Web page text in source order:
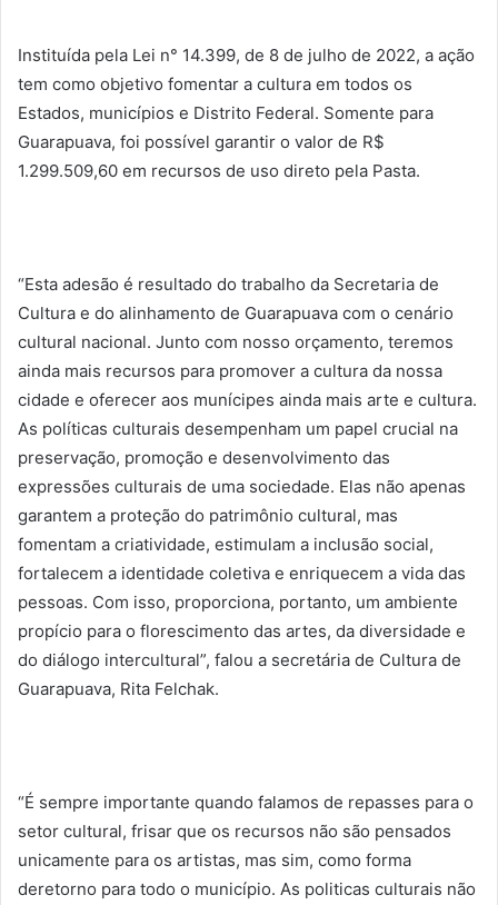
Instituída pela Lei n° 14.399, de 8 de julho de 2022, a ação
tem como objetivo fomentar a cultura em todos os
Estados, municípios e Distrito Federal. Somente para
Guarapuava, foi possível garantir o valor de R$
1.299.509,60 em recursos de uso direto pela Pasta.
“Esta adesão é resultado do trabalho da Secretaria de
Cultura e do alinhamento de Guarapuava com o cenário
cultural nacional. Junto com nosso orçamento, teremos
ainda mais recursos para promover a cultura da nossa
cidade e oferecer aos munícipes ainda mais arte e cultura.
As políticas culturais desempenham um papel crucial na
preservação, promoção e desenvolvimento das
expressões culturais de uma sociedade. Elas não apenas
garantem a proteção do patrimônio cultural, mas
fomentam a criatividade, estimulam a inclusão social,
fortalecem a identidade coletiva e enriquecem a vida das
pessoas. Com isso, proporciona, portanto, um ambiente
propício para o florescimento das artes, da diversidade e
do diálogo intercultural”, falou a secretária de Cultura de
Guarapuava, Rita Felchak.
“É sempre importante quando falamos de repasses para o
setor cultural, frisar que os recursos não são pensados
unicamente para os artistas, mas sim, como forma
deretorno para todo o município. As politicas culturais não